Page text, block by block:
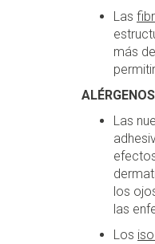
Las
más
Las
los
las
Los